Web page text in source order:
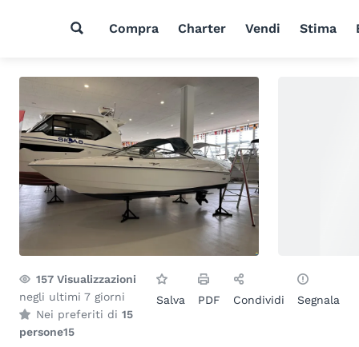
Compra Charter Vendi Stima
157 Visualizzazioni
negli ultimi 7 giorni
Nei preferiti di 15
persone15
Salva PDF Condividi Segnala